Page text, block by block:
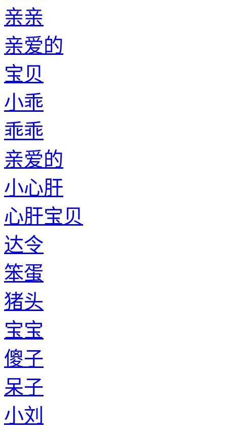
亲亲
亲爱的
宝贝
小乖
乖乖
亲爱的
小心肝
心肝宝贝
达令
笨蛋
猪头
宝宝
傻子
呆子
小刘